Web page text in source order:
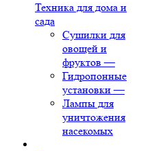
Техника для дома и
сада
Сушилки для
овощей и
фруктов —
Гидропонные
установки —
Лампы для
уничтожения
насекомых